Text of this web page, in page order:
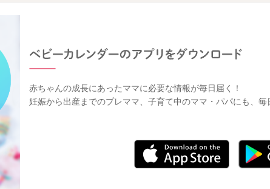
赤ちゃんの成長にあったママに必要な情報が毎日届く！
妊娠から出産までのプレママ、子育て中のママ・パパにも、毎